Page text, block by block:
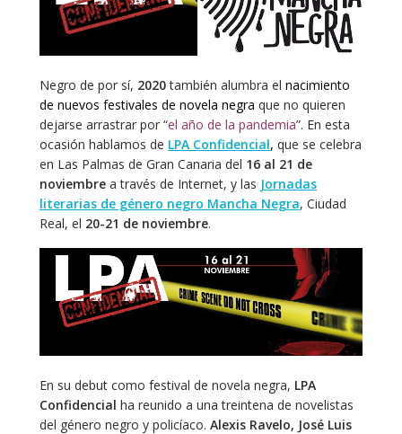
Negro de por sí, 2020también alumbra el nacimiento
de nuevos festivales de novela negra que no quieren
dejarse arrastrar por “el año de la pandemia”. En esta
ocasión hablamos de LPA Confidencial, que se celebra
en Las Palmas de Gran Canaria del 16 al 21 de
noviembrea través de Internet, y las Jornadas
literarias de género negro Mancha Negra, Ciudad
Real, el 20-21 de noviembre.
En su debut como festival de novela negra, LPA
Confidencial ha reunido a una treintena de novelistas
del género negro y policíaco. Alexis Ravelo, José Luis